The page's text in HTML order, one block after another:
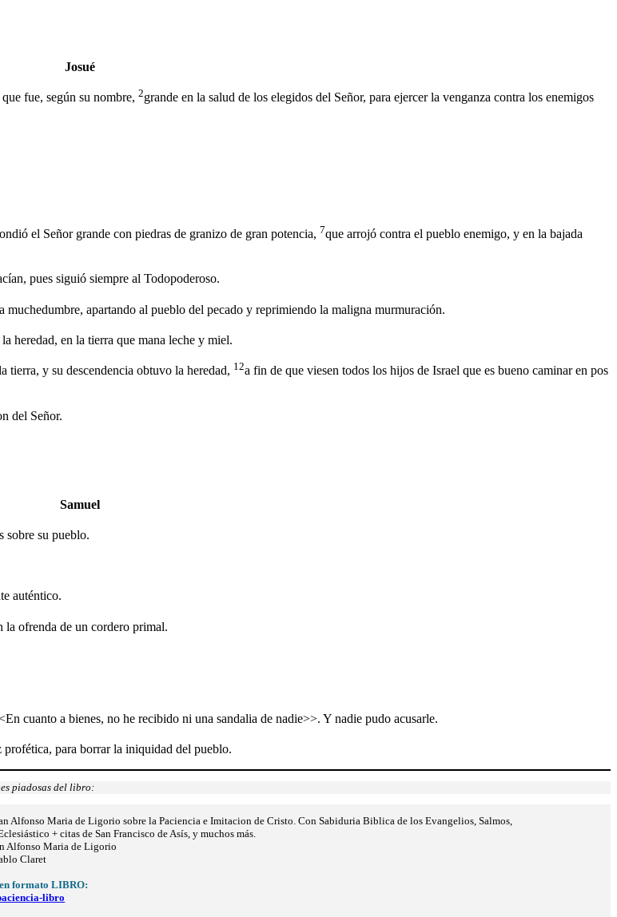
Josué
fue, según su nombre, 2grande en la salud de los elegidos del Señor, para ejercer la venganza contra los enemigos
el Señor grande con piedras de granizo de gran potencia, 7que arrojó contra el pueblo enemigo, y en la bajada
pues siguió siempre al Todopoderoso.
apartando al pueblo del pecado y reprimiendo la maligna murmuración.
heredad, en la tierra que mana leche y miel.
tierra, y su descendencia obtuvo la heredad, 12a fin de que viesen todos los hijos de Israel que es bueno caminar en pos
del Señor.
Samuel
sobre su pueblo.
auténtico.
la ofrenda de un cordero primal.
cuanto a bienes, no he recibido ni una sandalia de nadie>>. Y nadie pudo acusarle.
para borrar la iniquidad del pueblo.
piadosas del libro:
Alfonso Maria de Ligorio sobre la Paciencia e Imitacion de Cristo. Con Sabiduria Biblica de los Evangelios, Salmos,
+ citas de San Francisco de Asís, y muchos más.
Alfonso Maria de Ligorio
Claret
formato LIBRO:
libro